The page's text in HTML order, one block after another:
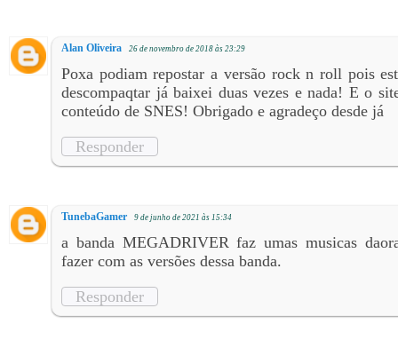
Alan Oliveira 26 de novembro de 2018 às 23:29
Poxa podiam repostar a versão rock n roll pois
descompaqtar já baixei duas vezes e nada! E o
conteúdo de SNES! Obrigado e agradeço desde já
Responder
TunebaGamer 9 de junho de 2021 às 15:34
a banda MEGADRIVER faz umas musicas
fazer com as versões dessa banda.
Responder